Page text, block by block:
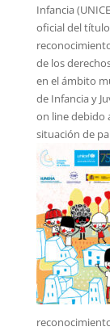
Infancia
oficial del título
de los
en el ámbito
de Infancia y
on line debido
situación de